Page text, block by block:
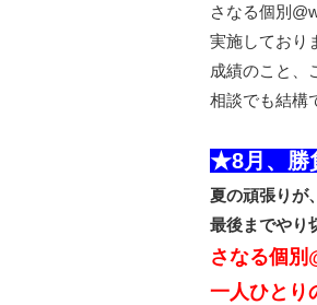
さなる個別
実施しており
成績のこと、
相談でも結構
★8月、勝
夏の頑張りが
最後までやり
さなる個別
一人ひとり